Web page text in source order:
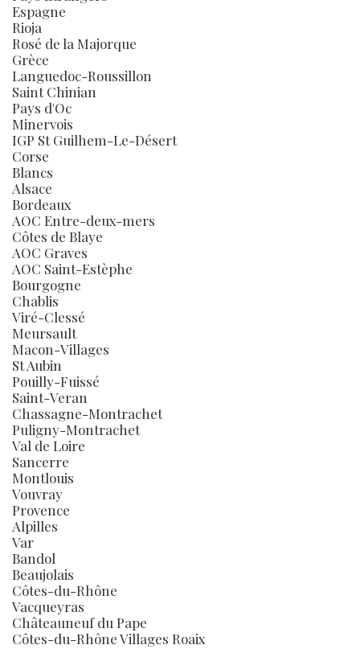
Espagne
Rioja
Rosé de la Majorque
Grèce
Languedoc-Roussillon
Saint Chinian
Pays d'Oc
Minervois
IGP St Guilhem-Le-Désert
Corse
Blancs
Alsace
Bordeaux
AOC Entre-deux-mers
Côtes de Blaye
AOC Graves
AOC Saint-Estèphe
Bourgogne
Chablis
Viré-Clessé
Meursault
Macon-Villages
St Aubin
Pouilly-Fuissé
Saint-Veran
Chassagne-Montrachet
Puligny-Montrachet
Val de Loire
Sancerre
Montlouis
Vouvray
Provence
Alpilles
Var
Bandol
Beaujolais
Côtes-du-Rhône
Vacqueyras
Châteauneuf du Pape
Côtes-du-Rhône Villages Roaix